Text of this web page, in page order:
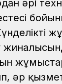
әрі
әр